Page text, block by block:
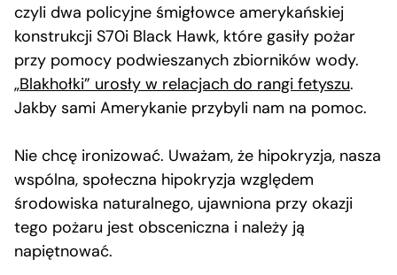
czyli dwa policyjne śmigłowce amerykańskiej
konstrukcji S70i Black Hawk, które gasiły pożar
przy pomocy podwieszanych zbiorników wody.
„Blakhołki” urosły w relacjach do rangi fetyszu.
Jakby sami Amerykanie przybyli nam na pomoc.
Nie chcę ironizować. Uważam, że hipokryzja, nasza
wspólna, społeczna hipokryzja względem
środowiska naturalnego, ujawniona przy okazji
tego pożaru jest obsceniczna i należy ją
napiętnować.